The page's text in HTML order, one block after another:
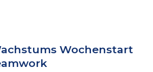
Wochenstart